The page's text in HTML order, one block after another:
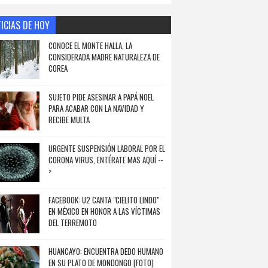
DE HOY
CONOCE EL MONTE HALLA, LA
CONSIDERADA MADRE NATURALEZA DE
COREA
SUJETO PIDE ASESINAR A PAPÁ NOEL
PARA ACABAR CON LA NAVIDAD Y
RECIBE MULTA
URGENTE SUSPENSIÓN LABORAL POR EL
CORONA VIRUS, ENTÉRATE MAS AQUÍ --
>
FACEBOOK: U2 CANTA "CIELITO LINDO"
EN MÉXICO EN HONOR A LAS VÍCTIMAS
DEL TERREMOTO
HUANCAYO: ENCUENTRA DEDO HUMANO
EN SU PLATO DE MONDONGO [FOTO]